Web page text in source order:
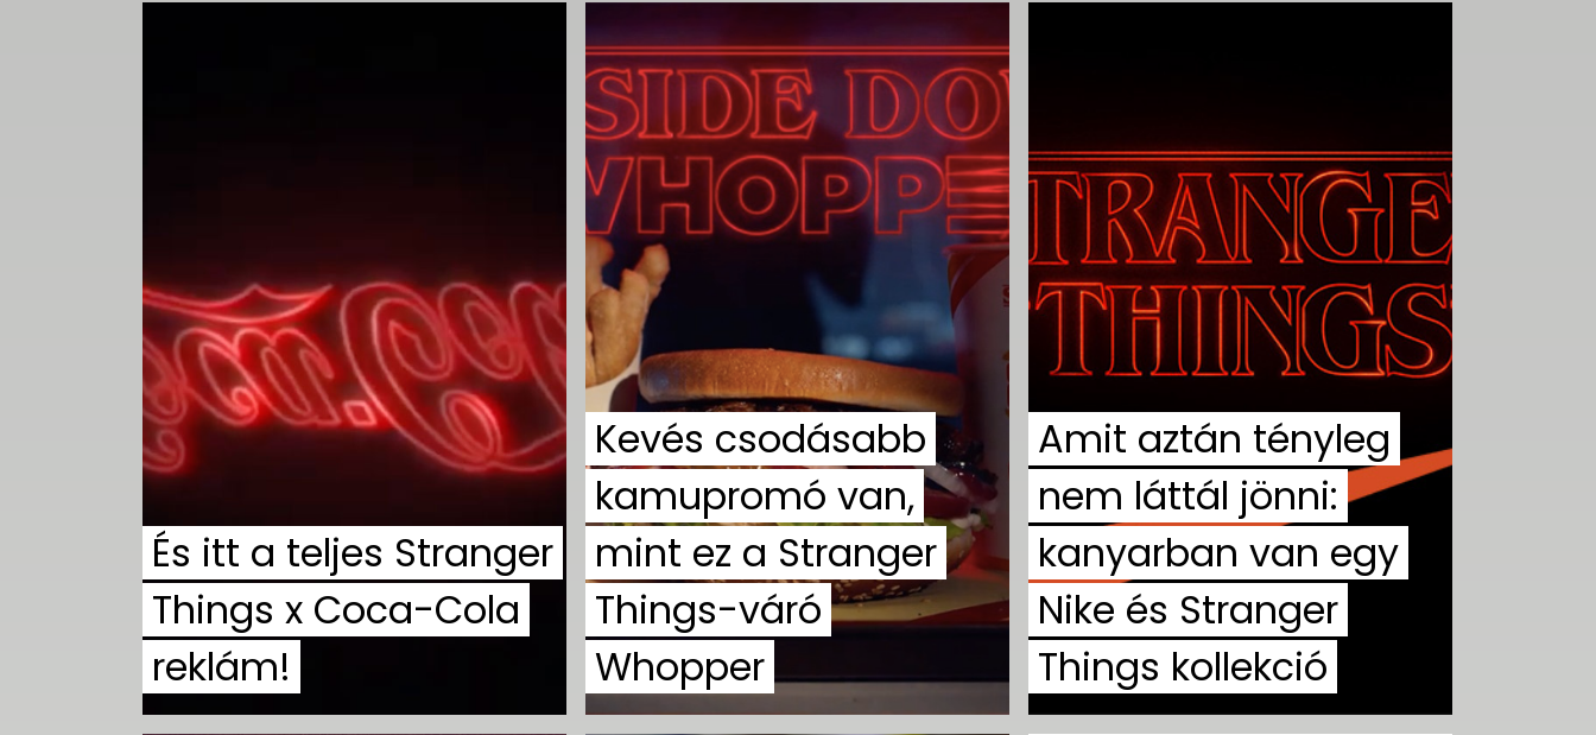
És itt a teljes Stranger
Things x Coca-Cola
reklám!
Kevés csodásabb
kamupromó van,
mint ez a Stranger
Things-váró
Whopper
Amit aztán tényleg
nem láttál jönni:
kanyarban van egy
Nike és Stranger
Things kollekció